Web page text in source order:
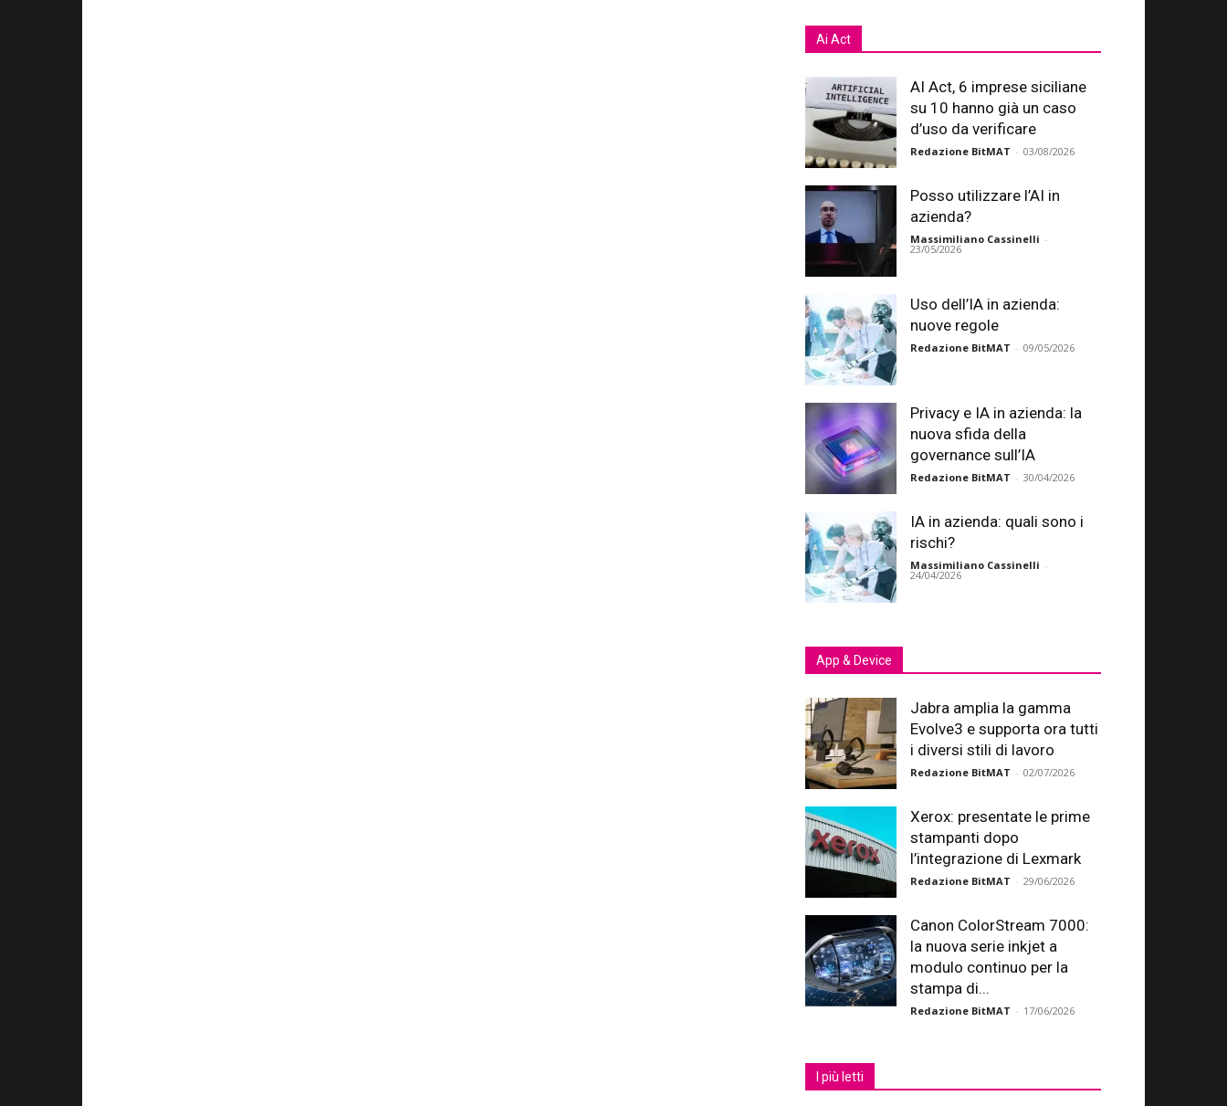
Ai Act
AI Act, 6 imprese siciliane
su 10 hanno già un caso
d’uso da verificare
Redazione BitMAT - 03/08/2026
Posso utilizzare l’AI in
azienda?
Massimiliano Cassinelli -
23/05/2026
Uso dell’IA in azienda:
nuove regole
Redazione BitMAT - 09/05/2026
Privacy e IA in azienda: la
nuova sfida della
governance sull’IA
Redazione BitMAT - 30/04/2026
IA in azienda: quali sono i
rischi?
Massimiliano Cassinelli -
24/04/2026
App & Device
Jabra amplia la gamma
Evolve3 e supporta ora tutti
i diversi stili di lavoro
Redazione BitMAT - 02/07/2026
Xerox: presentate le prime
stampanti dopo
l’integrazione di Lexmark
Redazione BitMAT - 29/06/2026
Canon ColorStream 7000:
la nuova serie inkjet a
modulo continuo per la
stampa di...
Redazione BitMAT - 17/06/2026
I più letti